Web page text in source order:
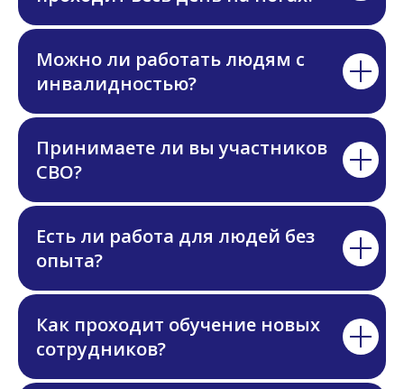
Можно ли работать людям с
инвалидностью?
Принимаете ли вы участников
СВО?
Есть ли работа для людей без
опыта?
Как проходит обучение новых
сотрудников?